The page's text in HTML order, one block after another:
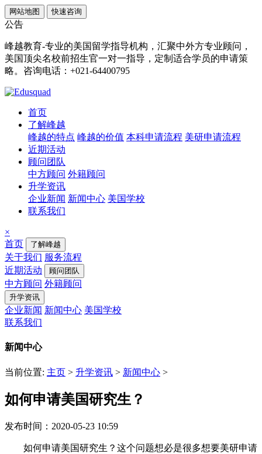
网站地图 快速咨询
公告
峰越教育-专业的美国留学指导机构，汇聚中外方专业顾问，
美国顶尖名校前招生官一对一指导，定制适合学员的申请策
略。咨询电话：+021-64400795
首页
了解峰越
峰越的特点 峰越的价值 本科申请流程 美研申请流程
近期活动
顾问团队
中方顾问 外籍顾问
升学资讯
企业新闻 新闻中心 美国学校
联系我们
×
首页
了解峰越
关于我们 服务流程
近期活动
顾问团队
中方顾问 外籍顾问
升学资讯
企业新闻 新闻中心 美国学校
联系我们
新闻中心
当前位置: 主页 > 升学资讯 > 新闻中心 >
如何申请美国研究生？
发布时间：2020-05-23 10:59
如何申请美国研究生？这个问题想必是很多想要美研申请